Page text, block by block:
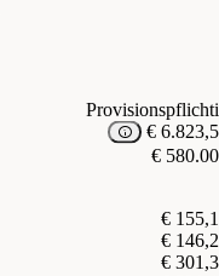
€
€
€
€
€